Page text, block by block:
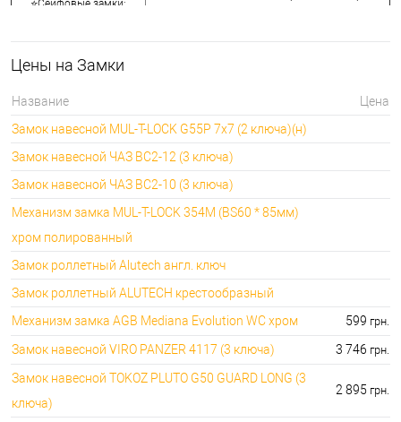
⭐Сейфовые замки:
🔐Кодовые замки:
⭐Противопожарная
🔐Замки для ролетов:
🔑 самый дешевый: 600.00 грн. самый дорогой:
660.00 грн.
Цены на Замки
Название
Цена
Замок навесной MUL-T-LOCK G55P 7x7 (2 ключа)(н)
Замок навесной ЧАЗ ВС2-12 (3 ключа)
Замок навесной ЧАЗ ВС2-10 (3 ключа)
Механизм замка MUL-T-LOCK 354M (BS60 * 85мм)
хром полированный
Замок роллетный Alutech англ. ключ
Замок роллетный ALUTECH крестообразный
Механизм замка AGB Mediana Evolution WC хром
599 грн.
Замок навесной VIRO PANZER 4117 (3 ключа) 3 746 грн.
Замок навесной TOKOZ PLUTO G50 GUARD LONG (3
ключа)
2 895 грн.